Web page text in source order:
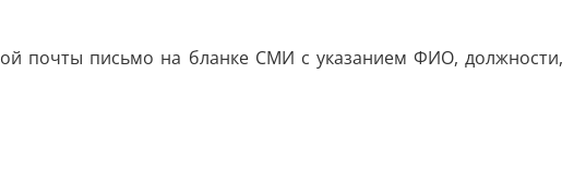
почты письмо на бланке СМИ с указанием ФИО, должности,